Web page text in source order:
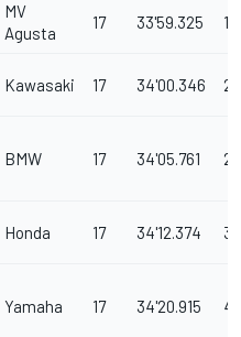
MV
Agusta
17 33'59.325
Kawasaki 17 34'00.346
BMW 17 34'05.761
Honda 17 34'12.374
Yamaha 17 34'20.915